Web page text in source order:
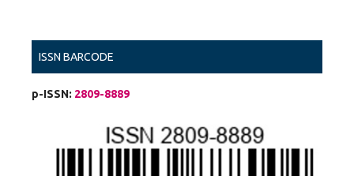
ISSN BARCODE
p-ISSN: 2809-8889